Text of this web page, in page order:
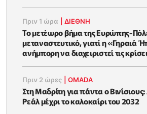
Πριν 1 ώρα |ΔΙΕΘΝΗ
Το μετέωρο βήμα της Ευρώπης-
μεταναστευτικό, γιατί η «Γηραιά
ανήμπορη να διαχειριστεί τις
Πριν 2 ώρες |OMADA
Στη Μαδρίτη για πάντα ο
Ρεάλ μέχρι το καλοκαίρι του 2032